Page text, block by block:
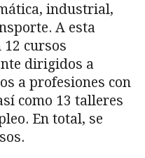
industrial,
A esta
cursos
dirigidos a
a profesiones con
como 13 talleres
En total, se